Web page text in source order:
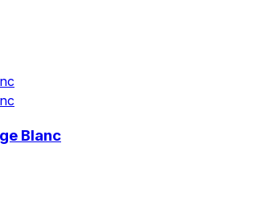
Blanc
et, par conséquent, plus précieuses pour les éditeurs et
qui sont en processus de classification, en